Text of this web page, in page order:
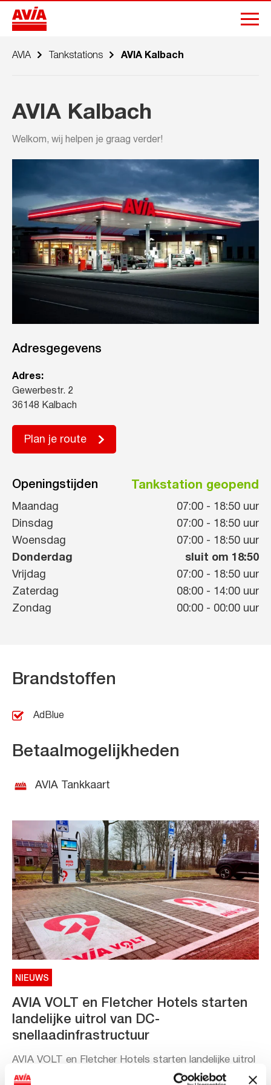
AVIA Tankstations AVIA Kalbach
AVIA Kalbach
Welkom, wij helpen je graag verder!
Adresgegevens
Adres:
Gewerbestr. 2
36148 Kalbach
Plan je route
Openingstijden Tankstation geopend
Maandag 07:00 - 18:50 uur
Dinsdag
07:00 - 18:50 uur
Woensdag
07:00 - 18:50 uur
Donderdag
sluit om 18:50
Vrijdag
07:00 - 18:50 uur
Zaterdag
08:00 - 14:00 uur
Zondag
00:00 - 00:00 uur
Brandstoffen
AdBlue
Betaalmogelijkheden
AVIA Tankkaart
NIEUWS
AVIA VOLT en Fletcher Hotels starten
landelijke uitrol van DC-
snellaadinfrastructuur
AVIA VOLT en Fletcher Hotels starten landelijke uitrol
van DC-snellaadinfrastructuur AVIA VOLT en...